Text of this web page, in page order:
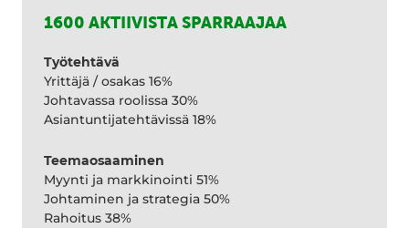
1600 AKTIIVISTA SPARRAAJAA
Työtehtävä
Yrittäjä / osakas 16%
Johtavassa roolissa 30%
Asiantuntijatehtävissä 18%
Teemaosaaminen
Myynti ja markkinointi 51%
Johtaminen ja strategia 50%
Rahoitus 38%